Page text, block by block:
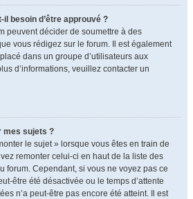
besoin d’être approuvé ?
peuvent décider de soumettre à des
vous rédigez sur le forum. Il est également
dans un groupe d’utilisateurs aux
d’informations, veuillez contacter un
mes sujets ?
le sujet » lorsque vous êtes en train de
remonter celui-ci en haut de la liste des
forum. Cependant, si vous ne voyez pas ce
être été désactivée ou le temps d’attente
n’a peut-être pas encore été atteint. Il est